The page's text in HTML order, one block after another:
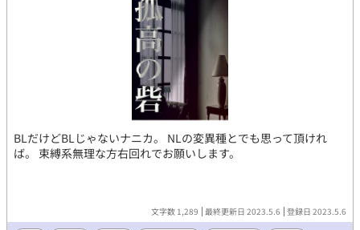
BLだけどBLじゃないナニカ。 NLの変異種とでも思って頂けれ
ば。 束縛系無理な方右回れでお願いします。
文字数 1,289 最終更新日 2023.5.6 登録日 2023.5.6